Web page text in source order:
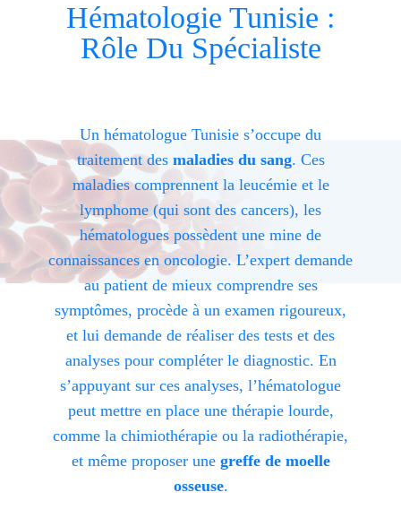
Hématologie Tunisie :
Rôle Du Spécialiste
Un hématologue Tunisie s’occupe du
traitement des maladies du sang. Ces
maladies comprennent la leucémie et le
lymphome (qui sont des cancers), les
hématologues possèdent une mine de
connaissances en oncologie. L’expert demande
au patient de mieux comprendre ses
symptômes, procède à un examen rigoureux,
et lui demande de réaliser des tests et des
analyses pour compléter le diagnostic. En
s’appuyant sur ces analyses, l’hématologue
peut mettre en place une thérapie lourde,
comme la chimiothérapie ou la radiothérapie,
et même proposer une greffe de moelle
osseuse.